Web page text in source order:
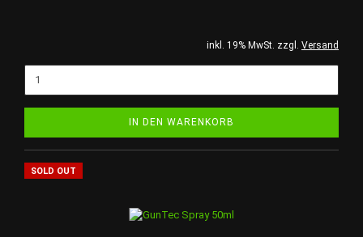
inkl. 19% MwSt. zzgl. Versand
IN DEN WARENKORB
SOLD OUT